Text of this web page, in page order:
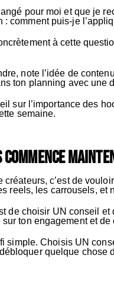
pour moi et que je
: comment puis-je
à cette
note l’idée de
ton planning avec une
sur l’importance des
semaine.
commence
créateurs, c’est de
reels, les carrousels, et
de choisir UN conseil
sur ton engagement et
simple. Choisis UN
quelque chose